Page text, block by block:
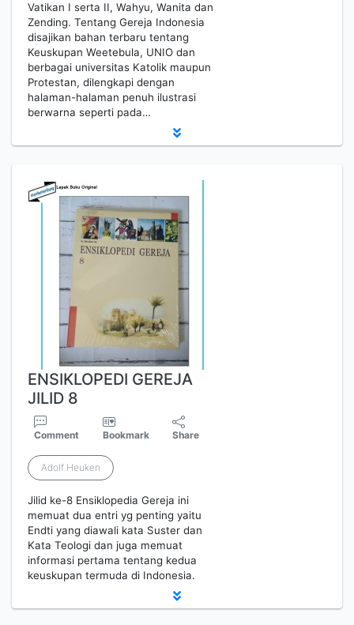
Vatikan I serta II, Wahyu, Wanita dan
Zending. Tentang Gereja Indonesia
disajikan bahan terbaru tentang
Keuskupan Weetebula, UNIO dan
berbagai universitas Katolik maupun
Protestan, dilengkapi dengan
halaman-halaman penuh ilustrasi
berwarna seperti pada…
ENSIKLOPEDI GEREJA
JILID 8
Comment Bookmark Share
Adolf Heuken
Jilid ke-8 Ensiklopedia Gereja ini
memuat dua entri yg penting yaitu
Endti yang diawali kata Suster dan
Kata Teologi dan juga memuat
informasi pertama tentang kedua
keuskupan termuda di Indonesia.